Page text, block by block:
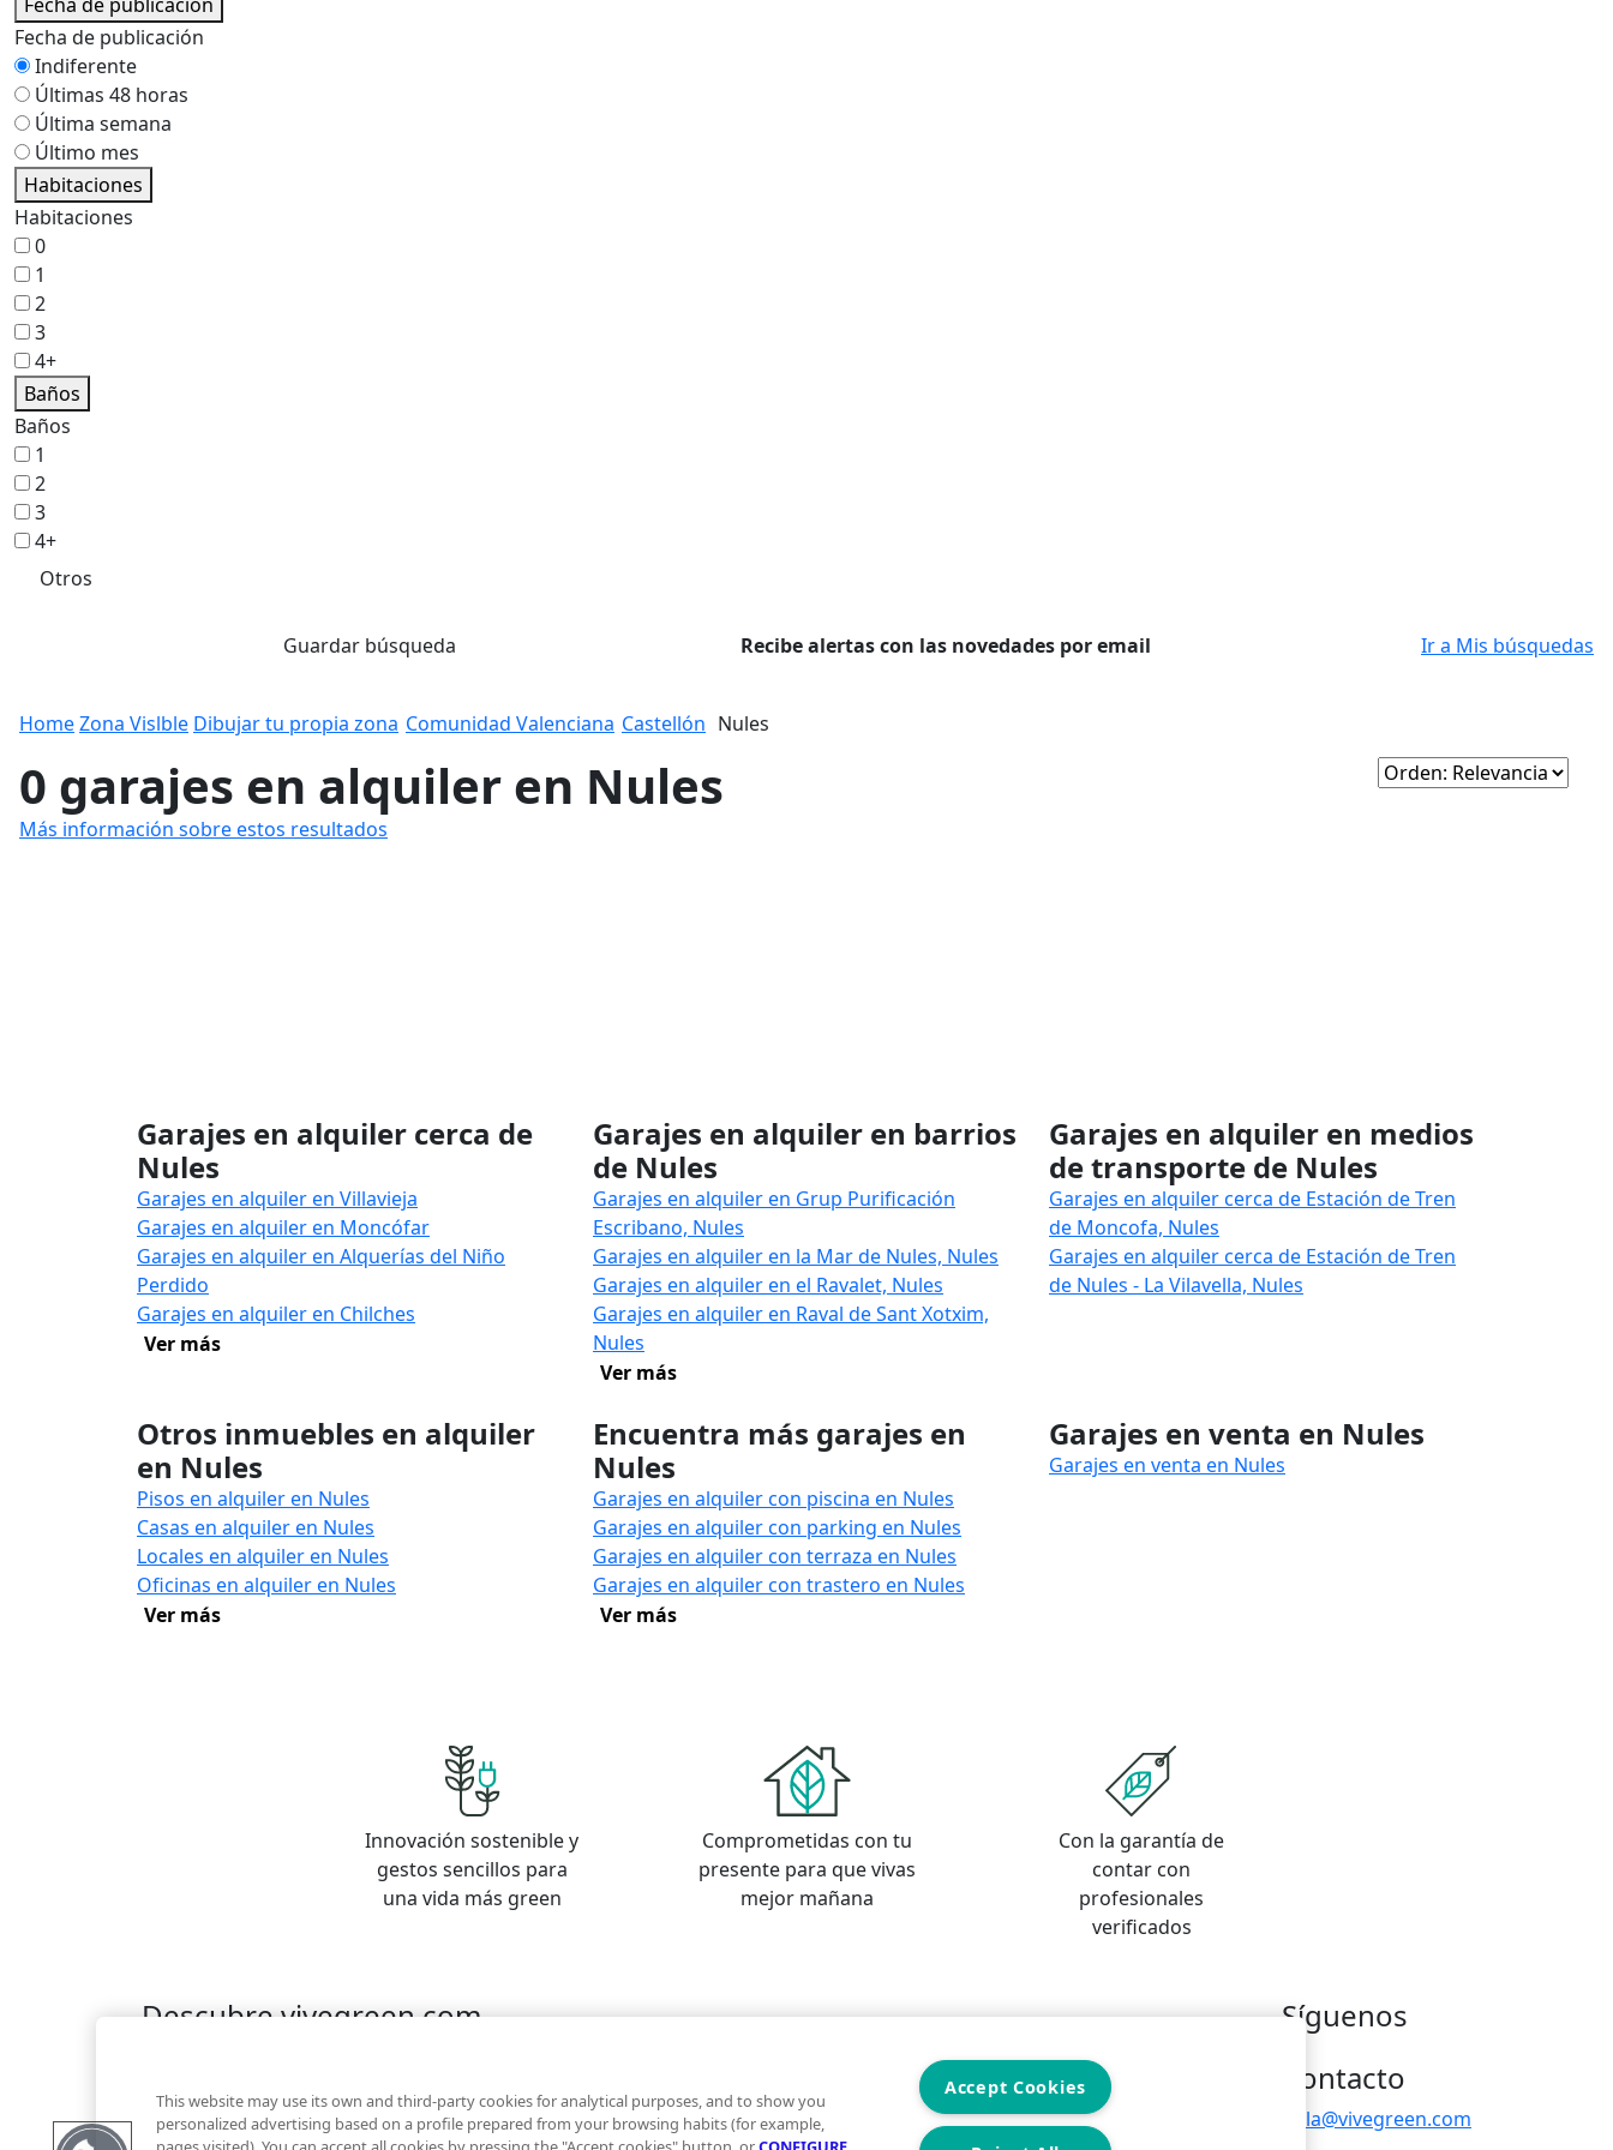
Fecha de publicación
Indiferente
Últimas 48 horas
Última semana
Último mes
Habitaciones
Habitaciones
0
1
2
3
4+
Baños
Baños
1
2
3
4+
Otros
Guardar búsqueda Recibe alertas con las novedades por email Ir a Mis búsquedas
HomeZona Vislble Dibujar tu propia zona Comunidad Valenciana Castellón Nules
0 garajes en alquiler en Nules
Más información sobre estos resultados
Garajes en alquiler cerca de
Nules
Garajes en alquiler en Villavieja
Garajes en alquiler en Moncófar
Garajes en alquiler en Alquerías del Niño
Perdido
Garajes en alquiler en Chilches
Ver más
Garajes en alquiler en barrios
de Nules
Garajes en alquiler en Grup Purificación
Escribano, Nules
Garajes en alquiler en la Mar de Nules, Nules
Garajes en alquiler en el Ravalet, Nules
Garajes en alquiler en Raval de Sant Xotxim,
Nules
Ver más
Garajes en alquiler en medios
de transporte de Nules
Garajes en alquiler cerca de Estación de Tren
de Moncofa, Nules
Garajes en alquiler cerca de Estación de Tren
de Nules - La Vilavella, Nules
Otros inmuebles en alquiler
en Nules
Pisos en alquiler en Nules
Casas en alquiler en Nules
Locales en alquiler en Nules
Oficinas en alquiler en Nules
Ver más
Encuentra más garajes en
Nules
Garajes en alquiler con piscina en Nules
Garajes en alquiler con parking en Nules
Garajes en alquiler con terraza en Nules
Garajes en alquiler con trastero en Nules
Ver más
Garajes en venta en Nules
Garajes en venta en Nules
Innovación sostenible y
gestos sencillos para
una vida más green
Comprometidas con tu
presente para que vivas
mejor mañana
Con la garantía de
contar con
profesionales
verificados
Descubre vivegreen.com
Financiación
Síguenos
Contacto
hola@vivegreen.com
This website may use its own and third-party cookies for analytical purposes, and to show you
personalized advertising based on a profile prepared from your browsing habits (for example,
Accept Cookies